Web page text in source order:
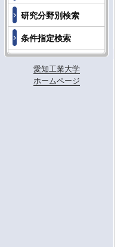
研究分野別検索
条件指定検索
愛知工業大学
ホームページ